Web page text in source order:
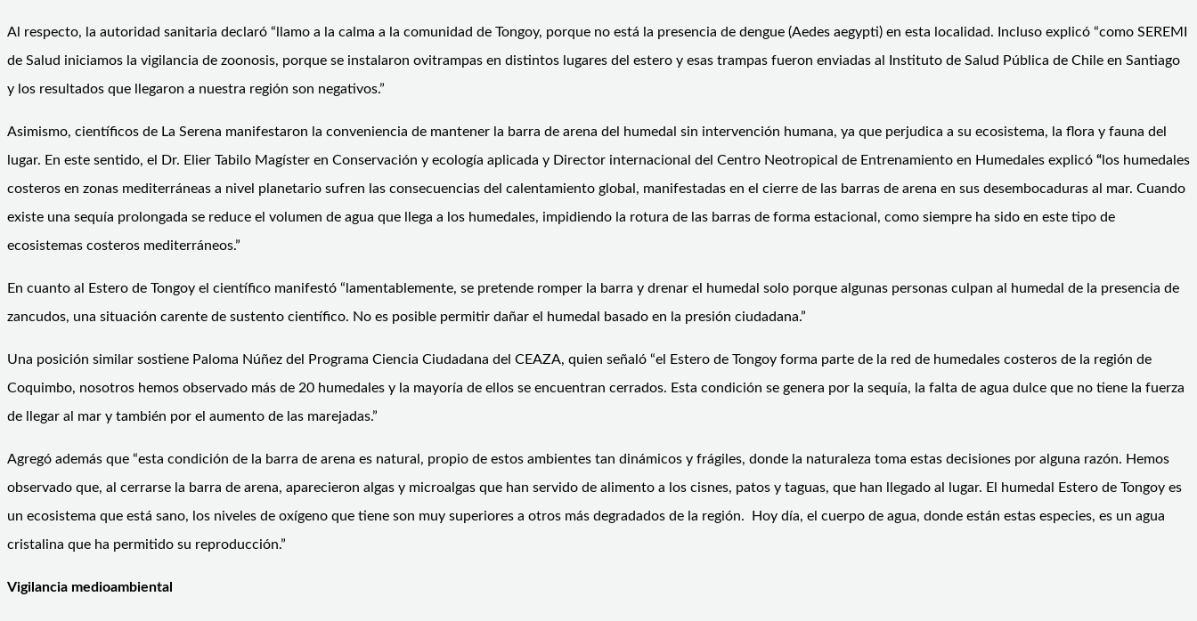
Al respecto, la autoridad sanitaria declaró “llamo a la calma a la comunidad de Tongoy, porque no está la presencia de dengue (Aedes aegypti) en esta localidad. Incluso explicó “como SEREMI
de Salud iniciamos la vigilancia de zoonosis, porque se instalaron ovitrampas en distintos lugares del estero y esas trampas fueron enviadas al Instituto de Salud Pública de Chile en Santiago
y los resultados que llegaron a nuestra región son negativos.”
Asimismo, científicos de La Serena manifestaron la conveniencia de mantener la barra de arena del humedal sin intervención humana, ya que perjudica a su ecosistema, la flora y fauna del
lugar. En este sentido, el Dr. Elier Tabilo Magíster en Conservación y ecología aplicada y Director internacional del Centro Neotropical de Entrenamiento en Humedales explicó “ los humedales
costeros en zonas mediterráneas a nivel planetario sufren las consecuencias del calentamiento global, manifestadas en el cierre de las barras de arena en sus desembocaduras al mar. Cuando
existe una sequía prolongada se reduce el volumen de agua que llega a los humedales, impidiendo la rotura de las barras de forma estacional, como siempre ha sido en este tipo de
ecosistemas costeros mediterráneos.”
En cuanto al Estero de Tongoy el científico manifestó “lamentablemente, se pretende romper la barra y drenar el humedal solo porque algunas personas culpan al humedal de la presencia de
zancudos, una situación carente de sustento científico. No es posible permitir dañar el humedal basado en la presión ciudadana.”
Una posición similar sostiene Paloma Núñez del Programa Ciencia Ciudadana del CEAZA, quien señaló “el Estero de Tongoy forma parte de la red de humedales costeros de la región de
Coquimbo, nosotros hemos observado más de 20 humedales y la mayoría de ellos se encuentran cerrados. Esta condición se genera por la sequía, la falta de agua dulce que no tiene la fuerza
de llegar al mar y también por el aumento de las marejadas.”
Agregó además que “esta condición de la barra de arena es natural, propio de estos ambientes tan dinámicos y frágiles, donde la naturaleza toma estas decisiones por alguna razón. Hemos
observado que, al cerrarse la barra de arena, aparecieron algas y microalgas que han servido de alimento a los cisnes, patos y taguas, que han llegado al lugar. El humedal Estero de Tongoy es
un ecosistema que está sano, los niveles de oxígeno que tiene son muy superiores a otros más degradados de la región. Hoy día, el cuerpo de agua, donde están estas especies, es un agua
cristalina que ha permitido su reproducción.”
Vigilancia medioambiental